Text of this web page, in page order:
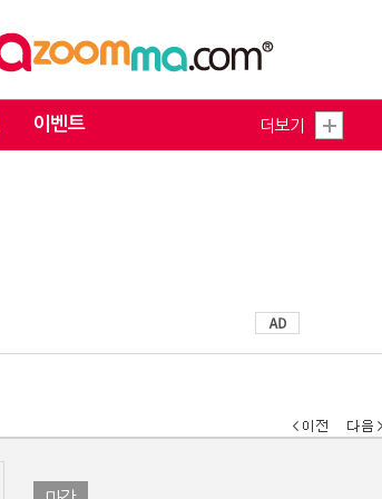
이벤트 더보기